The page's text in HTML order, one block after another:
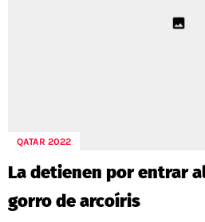
QATAR 2022
La detienen por entrar
gorro de arcoíris